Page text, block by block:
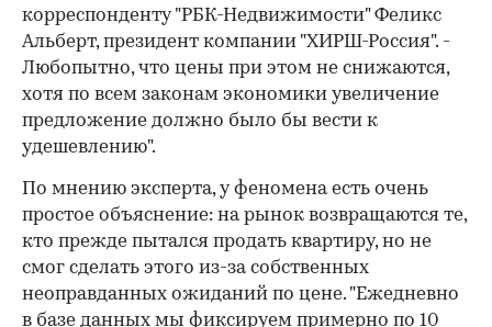
корреспонденту "РБК-Недвижимости" Феликс
Альберт, президент компании "ХИРШ-Россия". -
Любопытно, что цены при этом не снижаются,
хотя по всем законам экономики увеличение
предложение должно было бы вести к
удешевлению".
По мнению эксперта, у феномена есть очень
простое объяснение: на рынок возвращаются те,
кто прежде пытался продать квартиру, но не
смог сделать этого из-за собственных
неоправданных ожиданий по цене. "Ежедневно
в базе данных мы фиксируем примерно по 10